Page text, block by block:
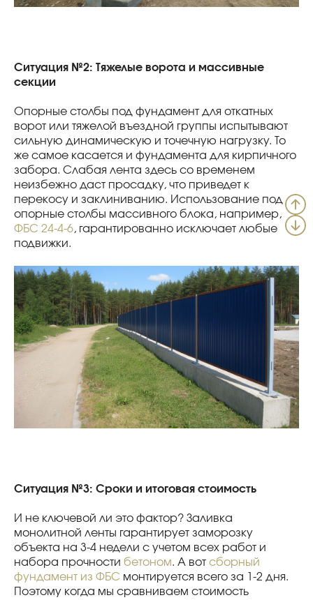
Ситуация №2: Тяжелые ворота и массивные
секции
Опорные столбы под фундамент для откатных
ворот или тяжелой въездной группы испытывают
сильную динамическую и точечную нагрузку. То
же самое касается и фундамента для кирпичного
забора. Слабая лента здесь со временем
неизбежно даст просадку, что приведет к
перекосу и заклиниванию. Использование под
опорные столбы массивного блока, например,
ФБС 24-4-6, гарантированно исключает любые
подвижки.
Ситуация №3: Сроки и итоговая стоимость
И не ключевой ли это фактор? Заливка
монолитной ленты гарантирует заморозку
объекта на 3-4 недели с учетом всех работ и
набора прочности бетоном. А вот сборный
фундамент из ФБС монтируется всего за 1-2 дня.
Поэтому когда мы сравниваем стоимость